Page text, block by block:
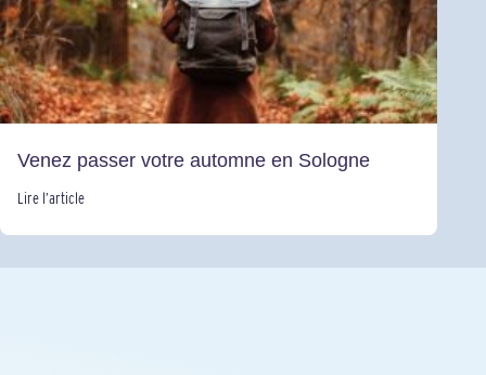
Venez passer votre automne en Sologne
Lire l’article